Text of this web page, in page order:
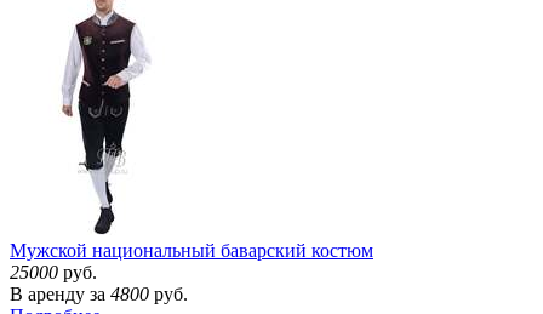
Мужской национальный баварский костюм
25000 руб.
В аренду за 4800 руб.